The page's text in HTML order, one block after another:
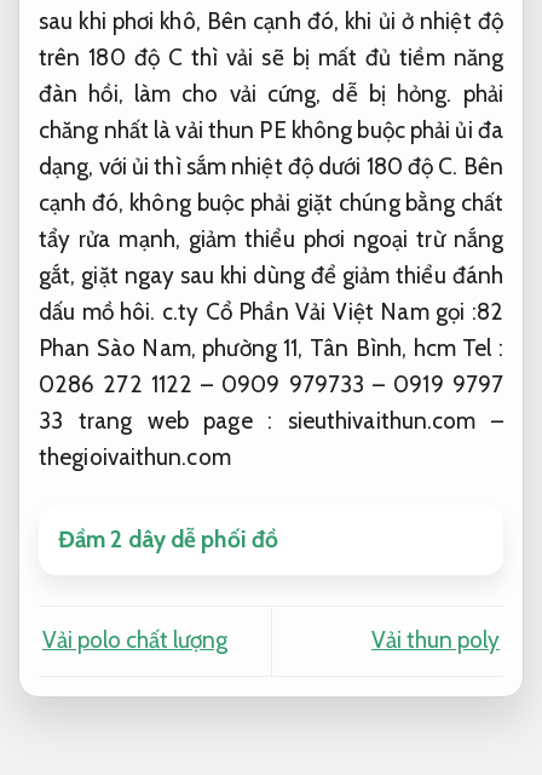
sau khi phơi khô, Bên cạnh đó, khi ủi ở nhiệt độ
trên 180 độ C thì vải sẽ bị mất đủ tiềm năng
đàn hồi, làm cho vải cứng, dễ bị hỏng. phải
chăng nhất là vải thun PE không buộc phải ủi đa
dạng, với ủi thì sắm nhiệt độ dưới 180 độ C. Bên
cạnh đó, không buộc phải giặt chúng bằng chất
tẩy rửa mạnh, giảm thiểu phơi ngoại trừ nắng
gắt, giặt ngay sau khi dùng để giảm thiểu đánh
dấu mồ hôi. c.ty Cổ Phần Vải Việt Nam gọi :82
Phan Sào Nam, phường 11, Tân Bình, hcm Tel :
0286 272 1122 – 0909 979733 – 0919 9797
33 trang web page : sieuthivaithun.com –
thegioivaithun.com
Đầm 2 dây dễ phối đồ
Vải polo chất lượng Vải thun poly